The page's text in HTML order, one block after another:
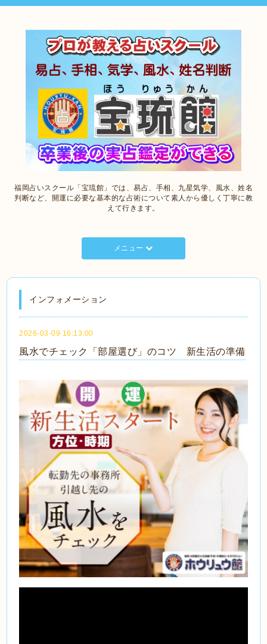
福岡占いスクール「宝琉館」では、易占、手相、九星気学、風水、姓名
判断など、開運に必要な基本的な占術について素人から優しく丁寧に教
えて行きます。
メニュー
インフォメーション
2026-03-09 16:13:00
風水でチェック「部屋選び」のコツ 新生活の準備